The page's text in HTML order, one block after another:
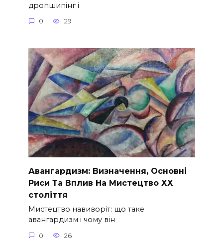
дропшипінг і
0 29
Авангардизм: Визначення, Основні
Риси Та Вплив На Мистецтво ХХ
століття
Мистецтво навиворіт: що таке
авангардизм і чому він
0 26